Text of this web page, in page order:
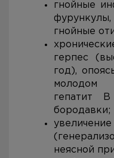
гнойные
гнойные
герпес
год),
молодом
гепатит
бородавки;
неясной